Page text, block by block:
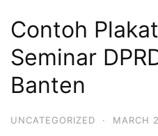
Contoh
Seminar
Banten
UNCATEGORIZED · MARCH